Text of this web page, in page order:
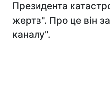
Президента
жертв". Про це він
каналу".